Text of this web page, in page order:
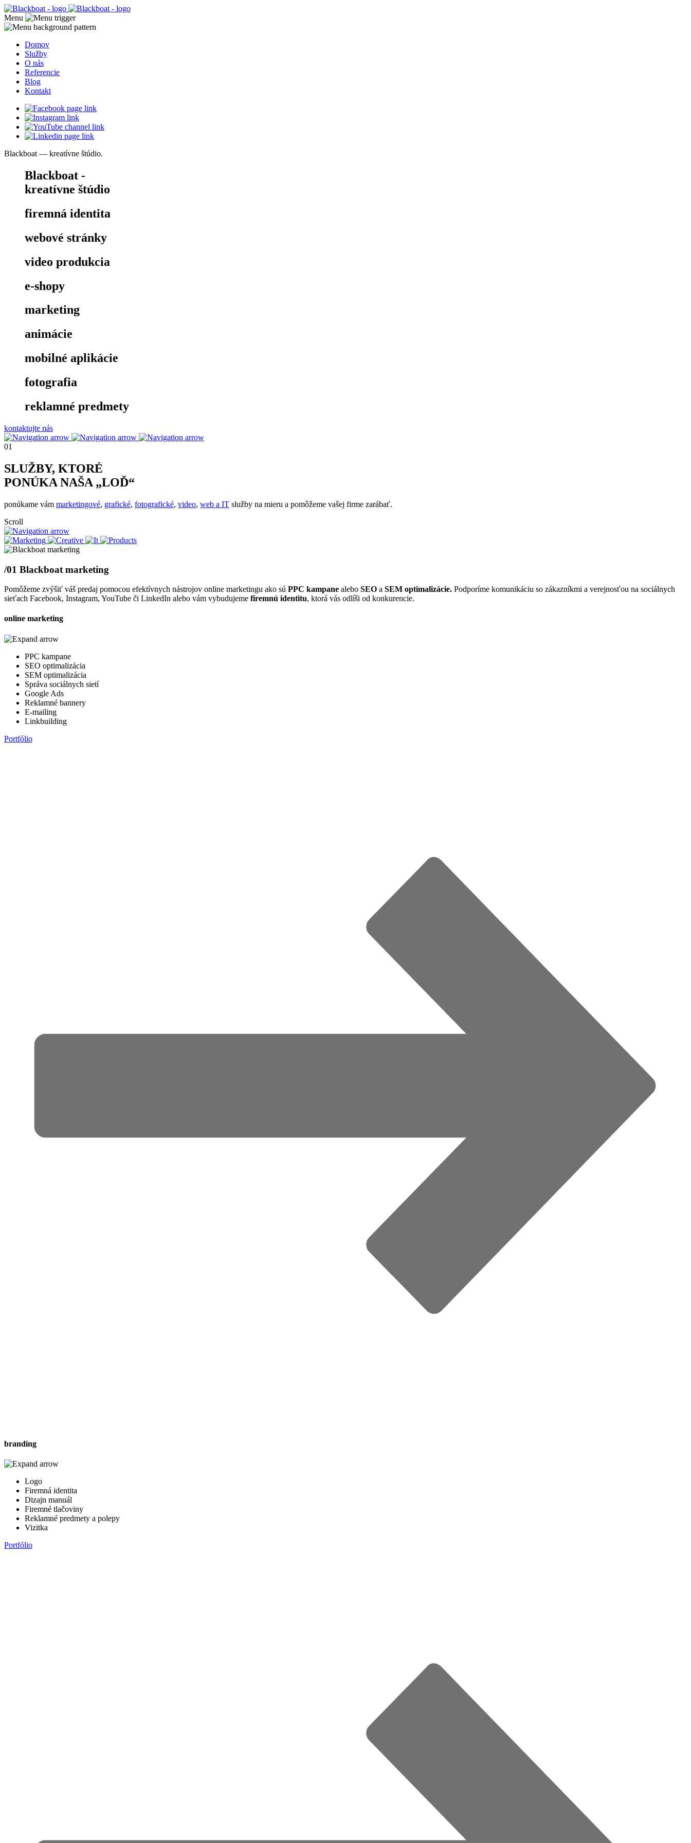
Menu
Domov
Služby
O nás
Referencie
Blog
Kontakt
Blackboat — kreatívne štúdio.
Blackboat -
kreatívne štúdio
firemná identita
webové stránky
video produkcia
e-shopy
marketing
animácie
mobilné aplikácie
fotografia
reklamné predmety
kontaktujte nás
01
SLUŽBY, KTORÉ
PONÚKA NAŠA „LOĎ“
ponúkame vám marketingové, grafické, fotografické, video, web a IT služby na mieru a pomôžeme vašej firme zarábať.
Scroll
/01 Blackboat marketing
Pomôžeme zvýšiť váš predaj pomocou efektívnych nástrojov online marketingu ako sú PPC kampane alebo SEO a SEM optimalizácie. Podporíme komunikáciu so zákazníkmi a verejnosťou na sociálnych
sieťach Facebook, Instagram, YouTube či LinkedIn alebo vám vybudujeme firemnú identitu, ktorá vás odlíši od konkurencie.
online marketing
PPC kampane
SEO optimalizácia
SEM optimalizácia
Správa sociálnych sietí
Google Ads
Reklamné bannery
E-mailing
Linkbuilding
Portfólio
branding
Logo
Firemná identita
Dizajn manuál
Firemné tlačoviny
Reklamné predmety a polepy
Vizitka
Portfólio